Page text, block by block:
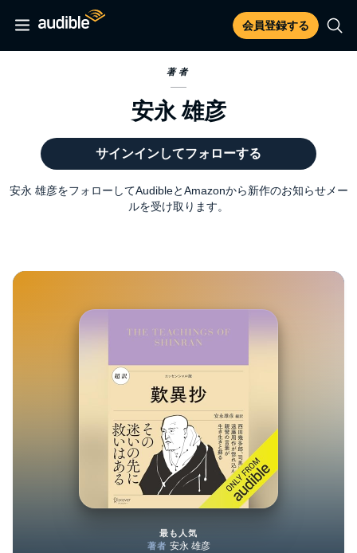
会員登録する
著者
安永 雄彦
サインインしてフォローする
安永 雄彦をフォローしてAudibleとAmazonから新作のお知らせメー
ルを受け取ります。
最も人気